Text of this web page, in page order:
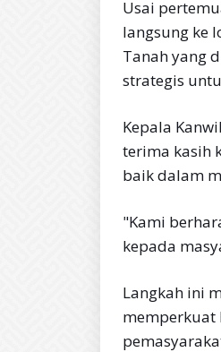
Usai
langsung ke
Tanah yang
strategis
Kepala
terima kasih
baik dalam
"Kami
kepada
Langkah ini
memperkuat